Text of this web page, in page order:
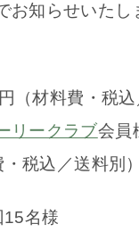
お知らせいたし
（材料費・税込
リークラブ会員
税込／送料別）
15名様